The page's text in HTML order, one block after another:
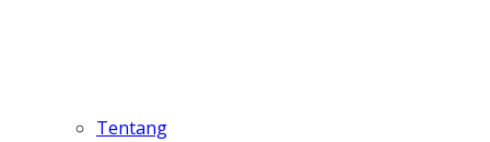
Tentang